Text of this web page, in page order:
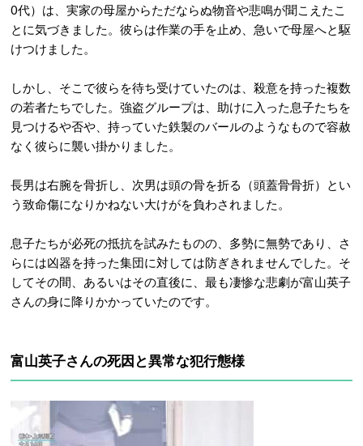
0代）は、実家の母屋からただならぬ物音や悲鳴が聞こえたこ
とに気づきました 。彼らは作業の手を止め、急いで母屋へと駆
けつけました。
しかし、そこで彼らを待ち受けていたのは、殺意を持った複数
の若者たちでした。強盗グループは、助けに入った息子たちを
見つけるや否や、持っていた鉄製のバールのようなもので容赦
なく彼らに襲い掛かりました 。
長男は右腕を骨折し、次男は頭の骨を折る（頭蓋骨骨折）とい
う致命傷になりかねない大けがを負わされました 。
息子たちが必死の抵抗を試みたものの、多勢に無勢であり、さ
らには凶器を持った集団に対しては防ぎきれませんでした。そ
してその間、あるいはその直後に、最も凄惨な悲劇が富山英子
さんの身に降りかかっていたのです。
富山英子さんの死因と異常な犯行態様